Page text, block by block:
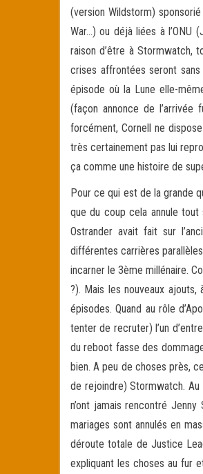
(version Wildstorm)
War…) ou déjà liées à l’ONU
raison d’être à Stormwatch,
crises affrontées seront
épisode où la Lune elle-
(façon annonce de l’arrivée
forcément, Cornell ne
très certainement pas lui
ça comme une histoire de
Pour ce qui est de la grande
que du coup cela annule
Ostrander avait fait sur
différentes carrières
incarner le 3ème millénaire.
?). Mais les nouveaux
épisodes. Quand au rôle
tenter de recruter) l’un
du reboot fasse des
bien. A peu de choses près,
de rejoindre) Stormwatch.
n’ont jamais rencontré
mariages sont annulés en
déroute totale de Justice
expliquant les choses au fur